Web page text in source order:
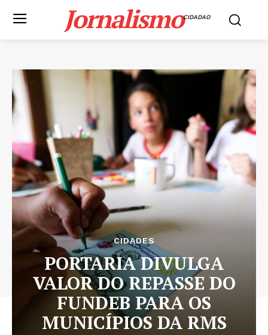
JornalismoCIDADAO
CIDADES
PORTARIA DIVULGA
VALOR DO REPASSE DO
FUNDEB PARA OS
MUNICÍPIOS DA RMS